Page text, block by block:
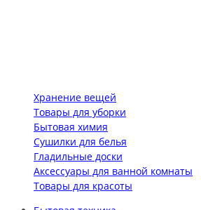
Хранение вещей
Товары для уборки
Бытовая химия
Сушилки для белья
Гладильные доски
Аксессуары для ванной комнаты
Товары для красоты